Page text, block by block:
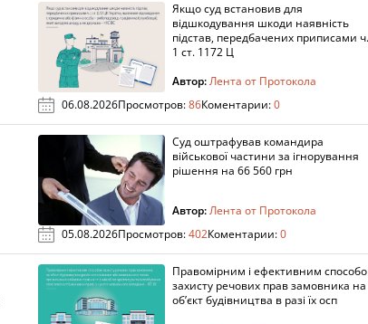
Якщо суд встановив для
відшкодування шкоди наявність
підстав, передбачених приписами ч.
1 ст. 1172 Ц
Автор:Лента от Протокола
06.08.2026Просмотров:86Коментарии:0
Суд оштрафував командира
військової частини за ігнорування
рішення на 66 560 грн
Автор:Лента от Протокола
05.08.2026Просмотров:402Коментарии:0
Правомірним і ефективним
захисту речових прав замовника на
об’єкт будівництва в разі їх осп